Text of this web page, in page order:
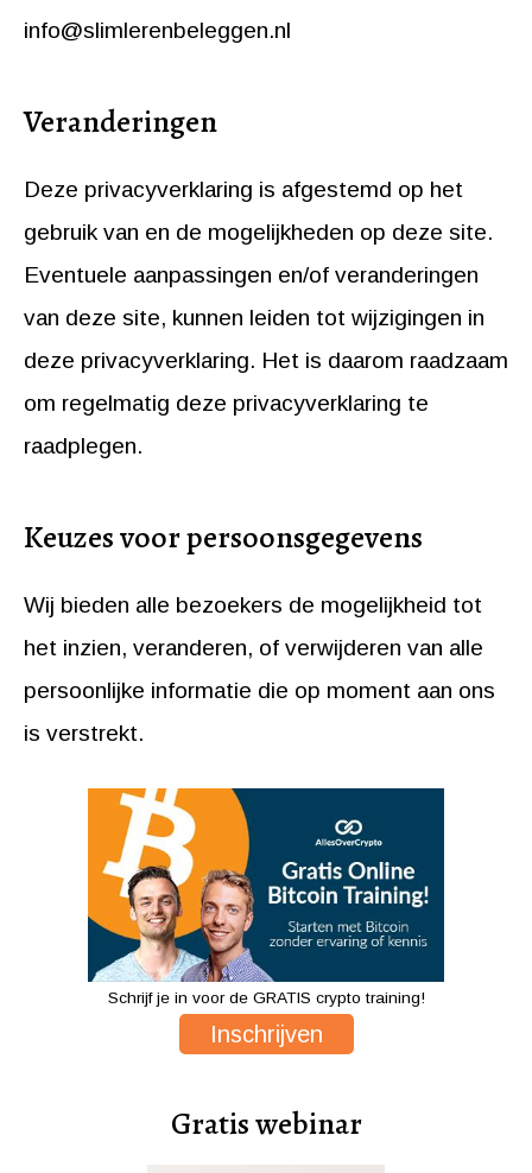
info@slimlerenbeleggen.nl
Veranderingen
Deze privacyverklaring is afgestemd op het
gebruik van en de mogelijkheden op deze site.
Eventuele aanpassingen en/of veranderingen
van deze site, kunnen leiden tot wijzigingen in
deze privacyverklaring. Het is daarom raadzaam
om regelmatig deze privacyverklaring te
raadplegen.
Keuzes voor persoonsgegevens
Wij bieden alle bezoekers de mogelijkheid tot
het inzien, veranderen, of verwijderen van alle
persoonlijke informatie die op moment aan ons
is verstrekt.
Schrijf je in voor de GRATIS crypto training!
Inschrijven
Gratis webinar